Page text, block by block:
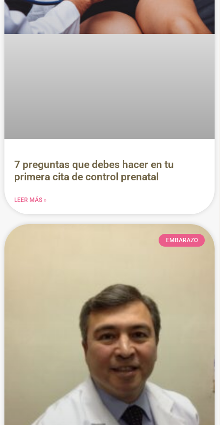
7 preguntas que debes hacer en tu
primera cita de control prenatal
LEER MÁS »
EMBARAZO